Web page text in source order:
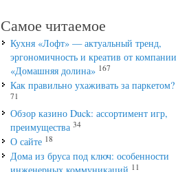
Самое читаемое
Кухня «Лофт» — актуальный тренд,
эргономичность и креатив от компании
«Домашняя долина» 167
Как правильно ухаживать за паркетом?
71
Обзор казино Duck: ассортимент игр,
преимущества 34
О сайте 18
Дома из бруса под ключ: особенности
11